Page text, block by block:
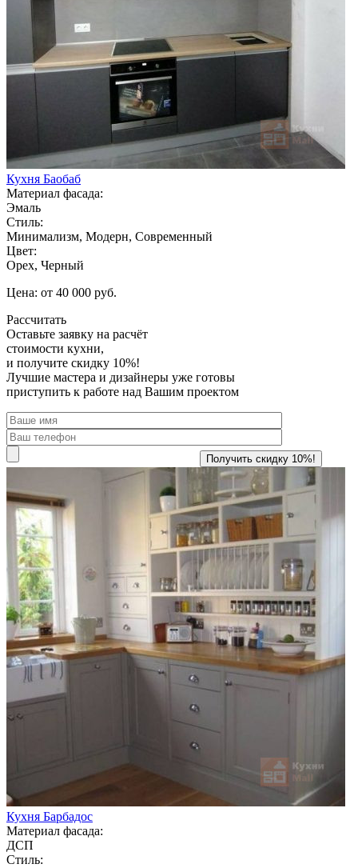
Кухня Баобаб
Материал фасада:
Эмаль
Стиль:
Минимализм, Модерн, Современный
Цвет:
Орех, Черный
Цена: от 40 000 руб.
Рассчитать
Оставьте заявку на расчёт
стоимости кухни,
и получите скидку 10%!
Лучшие мастера и дизайнеры уже готовы
приступить к работе над Вашим проектом
Кухня Барбадос
Материал фасада:
ДСП
Стиль: